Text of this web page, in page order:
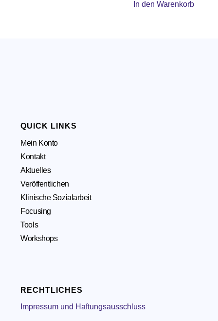
In den Warenkorb
RECHTLICHES
Impressum und Haftungsausschluss
QUICK LINKS
Mein Konto
Kontakt
Aktuelles
Veröffentlichen
Klinische Sozialarbeit
Focusing
Tools
Workshops